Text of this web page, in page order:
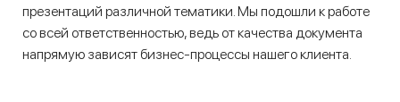
презентаций различной тематики. Мы подошли к работе
со всей ответственностью, ведь от качества документа
напрямую зависят бизнес-процессы нашего клиента.